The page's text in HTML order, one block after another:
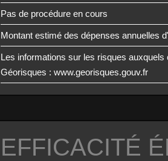
Pas de procédure en cours
Montant estimé des dépenses annuelles
Les informations sur les risques
Géorisques : www.georisques.gouv.fr
EFFICACITÉ